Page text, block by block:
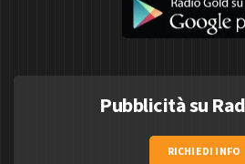
Pubblicità su
RICHIEDI INFO